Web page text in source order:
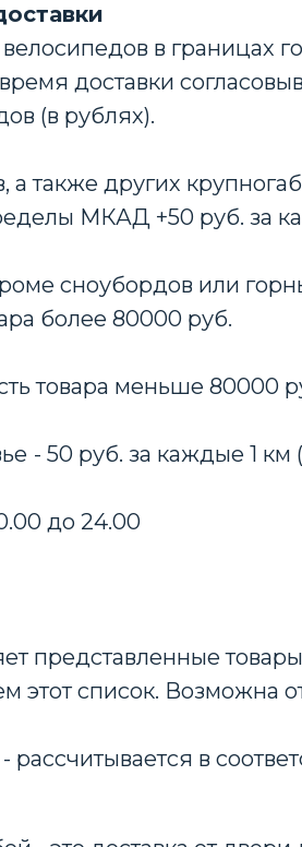
в границах
доставки
(в рублях).
а также других
МКАД +50 руб. за
сноубордов или
более 80000 руб.
товара меньше 80000
- 50 руб. за каждые 1
до 24.00
представленные
этот список. Возможна
- рассчитывается в